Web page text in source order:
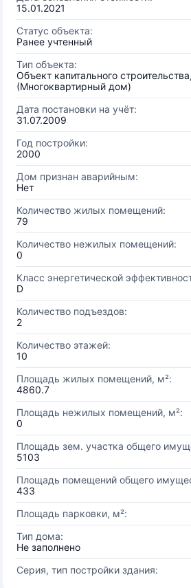
15.01.2021
Статус объекта:
Ранее учтенный
Тип объекта:
Объект капитального
(Многоквартирный дом)
Дата постановки на учёт:
31.07.2009
Год постройки:
2000
Дом признан аварийным:
Нет
Количество жилых помещений:
79
Количество нежилых помещений:
0
Класс энергетической
D
Количество подъездов:
2
Количество этажей:
10
Площадь жилых помещений, м²:
4860.7
Площадь нежилых помещений, м²:
0
Площадь зем. участка общего
5103
Площадь помещений общего
433
Площадь парковки, м²:
Тип дома:
Не заполнено
Серия, тип постройки здания: